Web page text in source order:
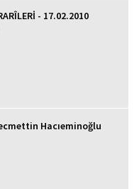
- 17.02.2010
Hacıeminoğlu